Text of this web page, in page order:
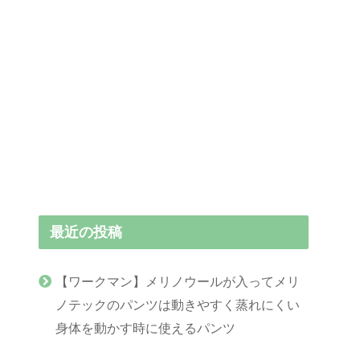
最近の投稿
【ワークマン】メリノウールが入ってメリ
ノテックのパンツは動きやすく蒸れにくい
身体を動かす時に使えるパンツ